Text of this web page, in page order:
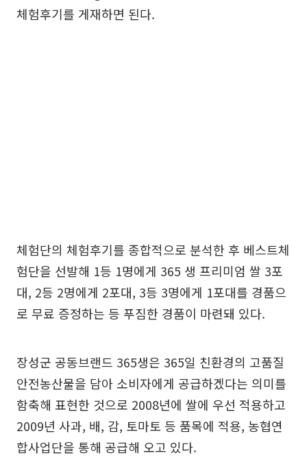
체험후기를 게재하면 된다.
체험단의 체험후기를 종합적으로 분석한 후 베스트체
험단을 선발해 1등 1명에게 365 생 프리미엄 쌀 3포
대, 2등 2명에게 2포대, 3등 3명에게 1포대를 경품으
로 무료 증정하는 등 푸짐한 경품이 마련돼 있다.
장성군 공동브랜드 365생은 365일 친환경의 고품질
안전농산물을 담아 소비자에게 공급하겠다는 의미를
함축해 표현한 것으로 2008년에 쌀에 우선 적용하고
2009년 사과, 배, 감, 토마토 등 품목에 적용, 농협연
합사업단을 통해 공급해 오고 있다.